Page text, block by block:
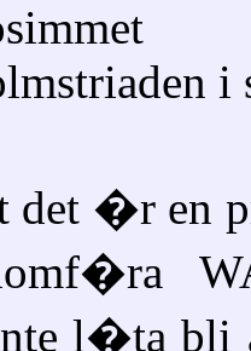
i
det �r en
l�ta bli